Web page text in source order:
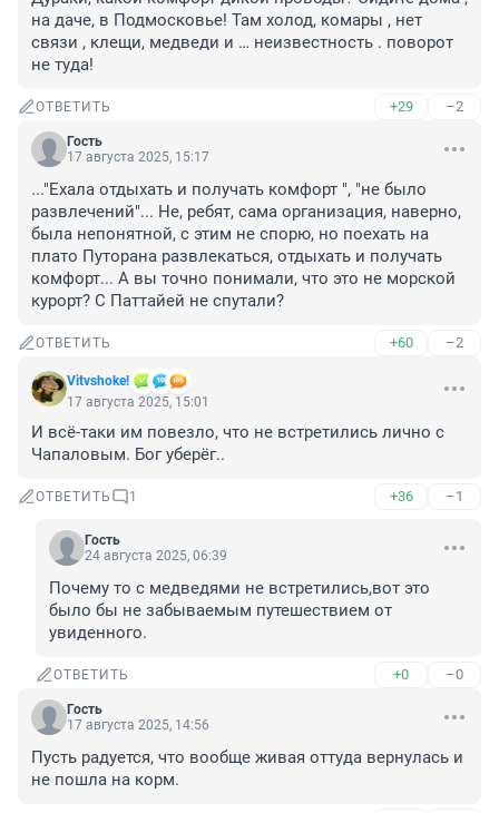
на даче, в Подмосковье! Там холод, комары , нет
связи , клещи, медведи и … неизвестность . поворот
не туда!
ОТВЕТИТЬ +29 –2
Гость
17 августа 2025, 15:17
..."Ехала отдыхать и получать комфорт ", "не было
развлечений"... Не, ребят, сама организация, наверно,
была непонятной, с этим не спорю, но поехать на
плато Путорана развлекаться, отдыхать и получать
комфорт... А вы точно понимали, что это не морской
курорт? С Паттайей не спутали?
ОТВЕТИТЬ +60 –2
Vitvshoke!
17 августа 2025, 15:01
И всё-таки им повезло, что не встретились лично с
Чапаловым. Бог уберёг..
ОТВЕТИТЬ 1 +36 –1
Гость
24 августа 2025, 06:39
Почему то с медведями не встретились,вот это
было бы не забываемым путешествием от
увиденного.
ОТВЕТИТЬ +0 –0
Гость
17 августа 2025, 14:56
Пусть радуется, что вообще живая оттуда вернулась и
не пошла на корм.